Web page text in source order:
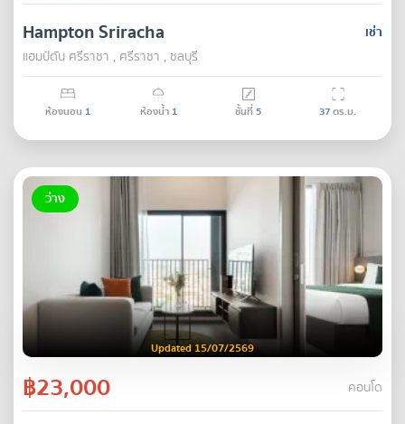
เช่า
Hampton Sriracha
แฮมป์ตัน ศรีราชา , ศรีราชา , ชลบุรี
ห้องนอน 1 ห้องน้ำ 1 ชั้นที่5 37ตร.ม.
ว่าง
Updated 15/07/2569
฿23,000 คอนโด